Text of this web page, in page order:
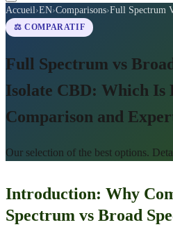
Accueil›EN›Comparisons›Full Spectrum
⚖️ COMPARATIF
Full Spectrum vs
Isolate CBD: Which Is
Comparison and
Our selection of the best options.
Introduction: Why
Spectrum vs Broad